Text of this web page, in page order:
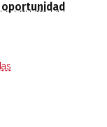
oportunidad